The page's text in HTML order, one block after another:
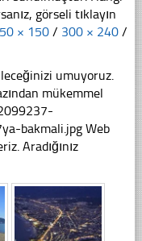
görseli tıklayın
× 150 / 300 × 240 /
umuyoruz.
mükemmel
bakmali.jpg Web
Aradığınız